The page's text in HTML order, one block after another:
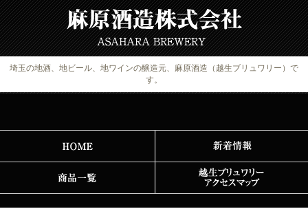
埼玉の地酒、地ビール、地ワインの醸造元、麻原酒造（越生ブリュワリー）で
す。